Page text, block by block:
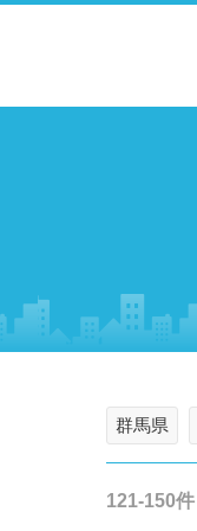
群馬県
121-150件